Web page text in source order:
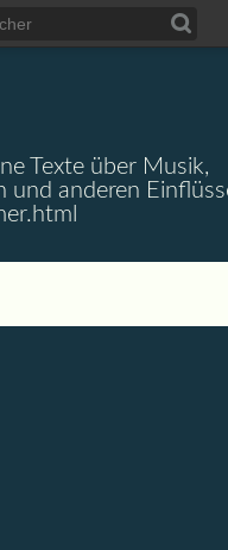
Texte über Musik,
und anderen